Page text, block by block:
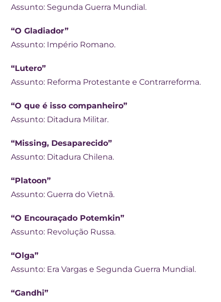
Assunto: Segunda Guerra Mundial.
“O Gladiador”
Assunto: Império Romano.
“Lutero”
Assunto: Reforma Protestante e Contrarreforma.
“O que é isso companheiro”
Assunto: Ditadura Militar.
“Missing, Desaparecido”
Assunto: Ditadura Chilena.
“Platoon”
Assunto: Guerra do Vietnã.
“O Encouraçado Potemkin”
Assunto: Revolução Russa.
“Olga”
Assunto: Era Vargas e Segunda Guerra Mundial.
“Gandhi”